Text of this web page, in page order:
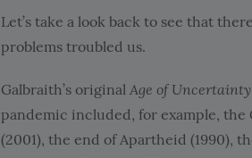
Let’s take a look back to see that
problems troubled us.
Galbraith’s original Age of Uncertainty
pandemic included, for example, the
(2001), the end of Apartheid (1990),